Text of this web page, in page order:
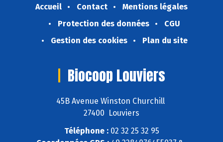
Accueil Contact
Mentions légales
Protection des données
CGU
Gestion des cookies
Plan du site
Biocoop Louviers
45B Avenue Winston Churchill
27400 Louviers
Téléphone :02 32 25 32 95